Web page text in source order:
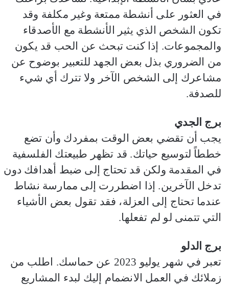
في العثور على أنشطة ممتعة وغير مكلفة وقد
تكون الشخص الذي يثير الأنشطة مع الأصدقاء
والمجموعات. إذا كنت تبحث عن الحب قد يكون
من الضروري بذل بعض الجهد للتعبير بوضوح عن
مشاعرك إلى الشخص الآخر ولا تترك أي شيء
للصدفة.
برج الجدي
يجب أن تقضي بعض الوقت بمفردك وأن تضع
خططاً لتوسيع حياتك. قد تظهر طبيعتك الفلسفية
في المقدمة ولكن قد تحتاج إلى ضبط أهدافك دون
تدخل الآخرين. إذا اضطررت إلى ممارسة نشاط
عندما تحتاج إلى العزلة، فقد تقول بعض الأشياء
التي تتمنى لو لم تفعلها.
برج الدلو
تعبر في شهر يوليو 2023 عن حماسك. اطلب من
زملائك في العمل الانضمام إليك لبدء المشاريع